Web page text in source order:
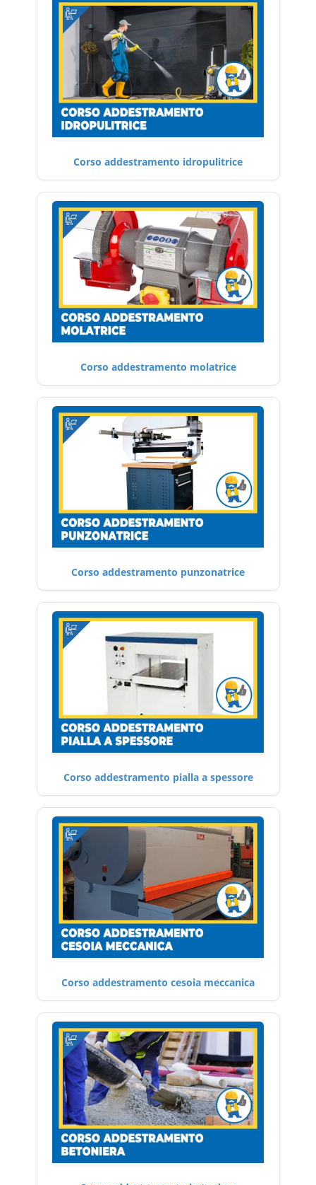
Corso addestramento idropulitrice
Corso addestramento molatrice
Corso addestramento punzonatrice
Corso addestramento pialla a spessore
Corso addestramento cesoia meccanica